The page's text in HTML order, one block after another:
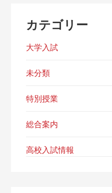
カテゴリー
大学入試
未分類
特別授業
総合案内
高校入試情報